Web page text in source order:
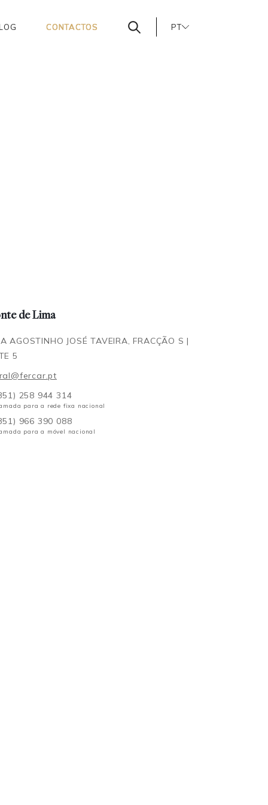
CONTACTOS PT
EN
de Lima
AGOSTINHO JOSÉ TAVEIRA, FRACÇÃO S |
5
258 944 314
para a rede fixa nacional
966 390 088
para a móvel nacional